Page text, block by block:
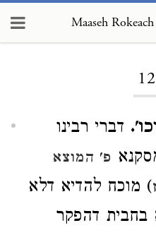
Maaseh
דברי רבינו
פ' המוצא
) מוכח להדיא דלא
בחבית דהפקר